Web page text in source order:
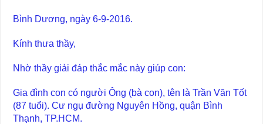
Bình Dương, ngày 6-9-2016.
Kính thưa thầy,
Nhờ thầy giải đáp thắc mắc này giúp con:
Gia đình con có người Ông (bà con), tên là Trần Văn Tốt
(87 tuổi). Cư ngụ đường Nguyên Hồng, quận Bình
Thạnh, TP.HCM.